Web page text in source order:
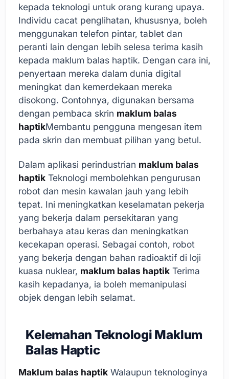
kepada teknologi untuk orang kurang upaya.
Individu cacat penglihatan, khususnya, boleh
menggunakan telefon pintar, tablet dan
peranti lain dengan lebih selesa terima kasih
kepada maklum balas haptik. Dengan cara ini,
penyertaan mereka dalam dunia digital
meningkat dan kemerdekaan mereka
disokong. Contohnya, digunakan bersama
dengan pembaca skrin maklum balas
haptikMembantu pengguna mengesan item
pada skrin dan membuat pilihan yang betul.
Dalam aplikasi perindustrian maklum balas
haptik Teknologi membolehkan pengurusan
robot dan mesin kawalan jauh yang lebih
tepat. Ini meningkatkan keselamatan pekerja
yang bekerja dalam persekitaran yang
berbahaya atau keras dan meningkatkan
kecekapan operasi. Sebagai contoh, robot
yang bekerja dengan bahan radioaktif di loji
kuasa nuklear, maklum balas haptik Terima
kasih kepadanya, ia boleh memanipulasi
objek dengan lebih selamat.
Kelemahan Teknologi Maklum
Balas Haptic
Maklum balas haptik Walaupun teknologinya